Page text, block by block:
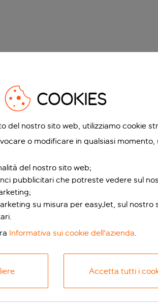
COOKIES
del nostro sito web, utilizziamo cookie
o modificare in qualsiasi momento,
del nostro sito web;
pubblicitari che potreste vedere sul
su misura per easyJet, sul nostro
Informativa sui cookie dell'azienda.
Accetta tutti i